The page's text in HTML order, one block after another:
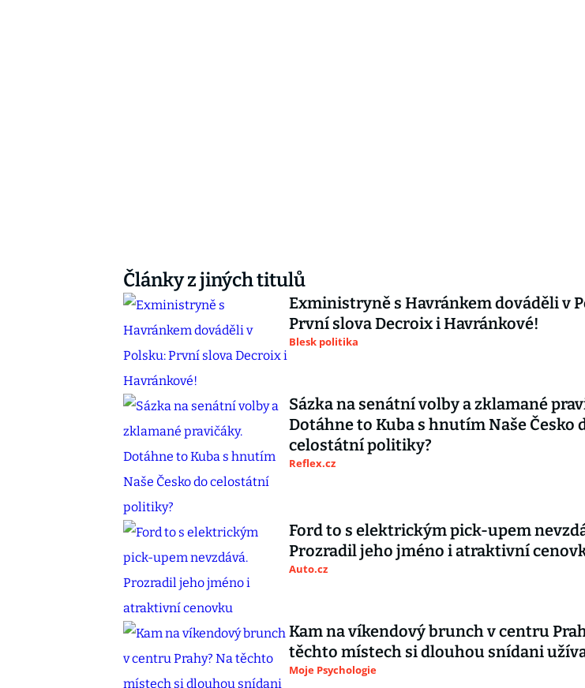
Články z jiných titulů
Exministryně s Havránkem dováděli v
První slova Decroix i Havránkové!
Blesk politika
Sázka na senátní volby a zklamané
Dotáhne to Kuba s hnutím Naše Česko
celostátní politiky?
Reflex.cz
Ford to s elektrickým pick-upem
Prozradil jeho jméno i atraktivní
Auto.cz
Kam na víkendový brunch v centru
těchto místech si dlouhou snídani
Moje Psychologie